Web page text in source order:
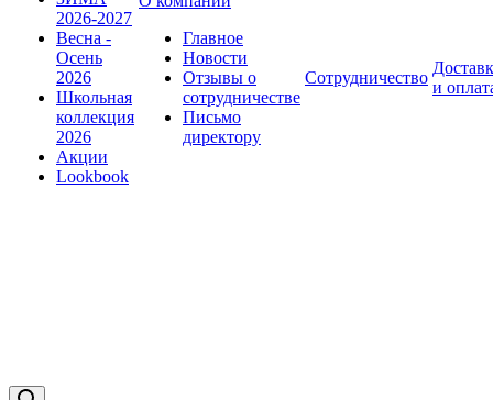
2026-2027
Весна -
Осень
2026
Школьная
коллекция
2026
Акции
Lookbook
Главное
Новости
Отзывы о
сотрудничестве
Письмо
директору
Сотрудничество
и